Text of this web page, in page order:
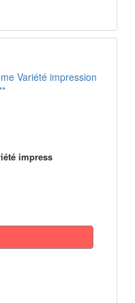
impress